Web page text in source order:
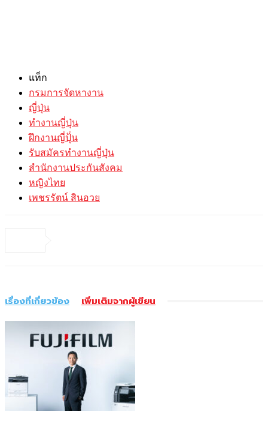
แท็ก
กรมการจัดหางาน
ญี่ปุ่น
ทำงานญี่ปุ่น
ฝึกงานญี่ปุ้่น
รับสมัครทำงานญี่ปุ่น
สำนักงานประกันสังคม
หญิงไทย
เพชรรัตน์ สินอวย
เรื่องที่เกี่ยวข้อง เพิ่มเติมจากผู้เขียน